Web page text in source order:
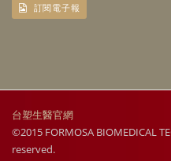
訂閱電子報
台塑生醫官網
©2015 FORMOSA BIOMEDICAL
reserved.